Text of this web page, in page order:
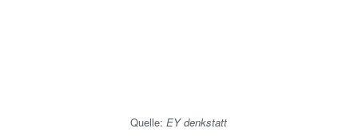
Quelle:EY denkstatt